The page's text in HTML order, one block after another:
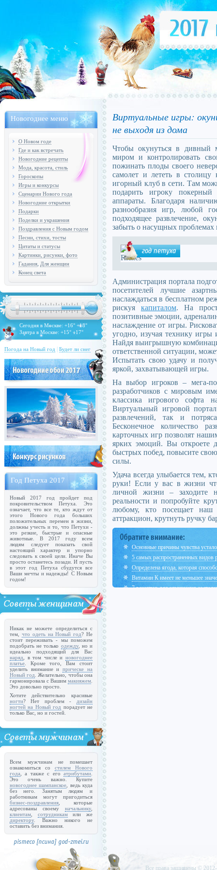
Виртуальные игры:
не выходя из дома
Чтобы окунуться в дивный
миром и контролировать
пожинать плоды своего
самолет и лететь в
игорный клуб в сети. Там
подарить игроку покерный
аппараты. Благодаря
разнообразия игр, любой
подходящее развлечение,
забыть о насущных проблемах
Администрация портала
посетителей лучшие
наслаждаться в бесплатном
рискуя капиталом. На
позитивные эмоции,
наслаждение от игры.
угодно, изучая технику
Найдя выигрышную
ответственной ситуации,
Испытать свою удачу и
яркой, захватывающей игры.
На выбор игроков – мега-
разработчиков с мировым
классика игрового
Виртуальный игровой
развлечений, так и
Бесконечное количество
карточных игр позволят
ярких эмоций. Вы откроете
быстрых побед, повысите
силы.
Удача всегда улыбается тем,
руки! Если у вас в жизни
личной жизни – заходите
реальности и попробуйте
любому, кто посещает наш
аттракцион, крутнуть ручку
Основные причины чувства
5 самых распространенных видов
Определена ягода, которая
Витамин К имеет не меньшее
7 рецептов для улучшения
Новогоднее меню
О Новом годе
Где и как встречать
Новогодние рецепты
Мода, красота, стиль
Гороскопы
Игры и конкурсы
Сценарии Нового года
Новогодние открытки
Подарки
Поделки и украшения
Поздравления с Новым годом
Песни, стихи, тосты
Цитаты и статусы
Картинки, рисунки, фото
Гадания, Для женщин
Конец света
Сегодня в Москве: +16° +18°
Завтра в Москве: +15° +17°
Погода на Новый год Будет ли снег
Год Петуха 2017
Новый 2017 год пройдет под
покровительством Петуха. Это
означает, что все те, кто ждут от
этого Нового года больших
положительных перемен в жизни,
должны учесть и то, что Петухи -
это резкие, быстрые и опасные
животные. В 2017 году всем
людям следует показать свой
настоящий характер и упорно
следовать к своей цели. Иначе Вы
просто останетесь позади. И пусть
в этот год Петуха сбудутся все
Ваши мечты и надежды! С Новым
годом!
Никак не можете определиться с
тем, что одеть на Новый год? Не
стоит переживать - мы поможем
подобрать не только одежду, но и
идеально подходящий для Вас
наряд , в том числе и новогоднее
платье . Кроме того, Вам стоит
уделить внимание иприческе на
Новый год . Желательно, чтобы она
гармонировала с Вашим макияжем
Это довольно просто.
Хотите действительно красивые
ногти? Нет проблем - дизайн
ногтей на Новый год порадует не
только Вас, но и гостей.
Всем мужчинам не помешает
ознакомиться со стилем Нового
года , а также с его атрибутами
Это очень важно. Купите
новогоднее шампанское , ведь куда
без него. Занятым людям и
работникам могут пригодиться
бизнес-поздравления , которые
адресованы своему начальнику,
клиентам
сотрудникамили же
директору. Важно никого не
оставить без внимания.
Все права защищены ©